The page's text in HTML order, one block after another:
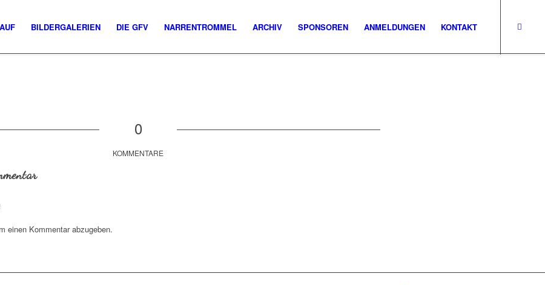
BILDERGALERIEN DIE GFV NARRENTROMMEL ARCHIV SPONSOREN ANMELDUNGEN KONTAKT
0
KOMMENTARE
einen Kommentar abzugeben.